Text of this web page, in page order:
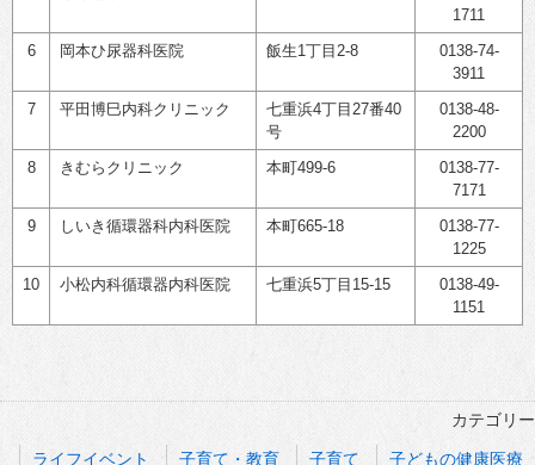
1711
6
岡本ひ尿器科医院 飯生1丁目2-8
0138-74-
3911
7
平田博巳内科クリニック
七重浜4丁目27番40
号
0138-48-
2200
8
きむらクリニック 本町499-6
0138-77-
7171
9
しいき循環器科内科医院 本町665-18
0138-77-
1225
10
小松内科循環器内科医院 七重浜5丁目15-15
0138-49-
1151
カテゴリー
ライフイベント 子育て・教育 子育て
子どもの健康医療